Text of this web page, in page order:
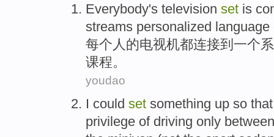
Everybody's television set is
streams personalized language
每个人 的电视机都连接到 一个
课程。
youdao
I could set something up so that
privilege of driving only